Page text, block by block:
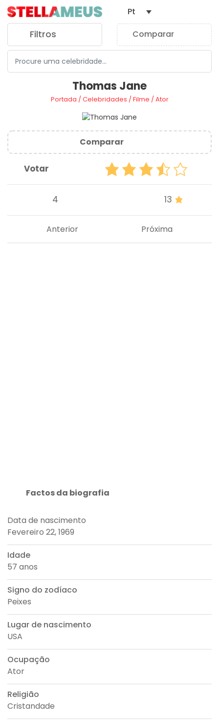
Filtros Comparar
Pt
Thomas Jane
Portada /Celebridades /Filme /Ator
Comparar
Votar
4 13
Próxima
Anterior
Factos da biografia
Data de nascimento
Fevereiro 22, 1969
Idade
57 anos
Signo do zodíaco
Peixes
Lugar de nascimento
USA
Ocupação
Ator
Religião
Cristandade